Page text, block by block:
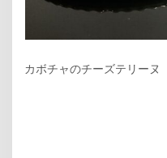
カボチャのチーズテリーヌ